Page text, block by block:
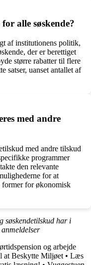
alle søskende?
af institutionens politik,
der er berettiget
større rabatter til flere
satser, uanset antallet af
med andre
med andre tilskud
programmer
den relevante
for at
former for økonomisk
søskendetilskud har i
anmeldelser
og arbejde
at Beskytte Miljøet • Læs